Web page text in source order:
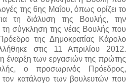
της 6ης Μαΐου, όπως ορίζει το
τη διάλυση της Βουλής, την
σύγκληση της νέας Βουλής που
της Δημοκρατίας Κάρολο
στις 11 Απριλίου 2012.
έναρξη των εργασιών της πρώτης
ο προσωρινός Πρόεδρος,
τον κατάλογο των βουλευτών που